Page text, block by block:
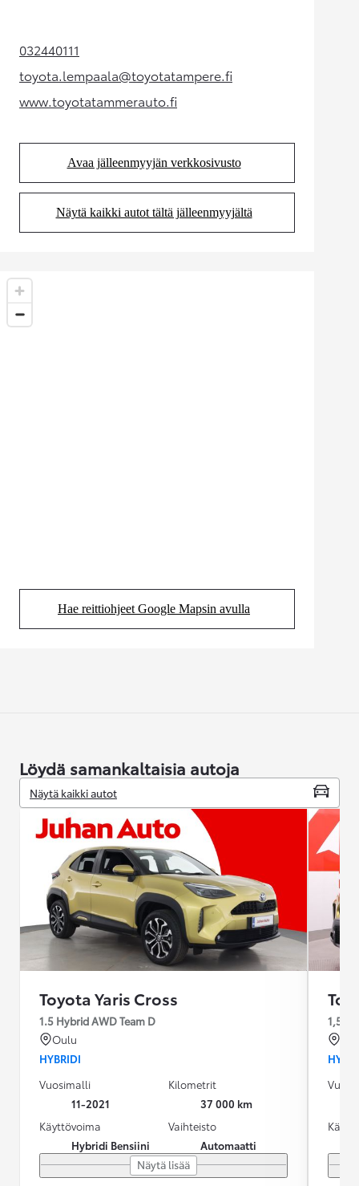
032440111(Aukeaa uudessa välilehdessä)
toyota.lempaala@toyotatampere.fi
(Aukeaa uudessa välilehdessä)
www.toyotatammerauto.fi(Aukeaa uudessa välilehdessä)
Avaa jälleenmyyjän verkkosivusto
(Aukeaa uudessa välilehdessä)
Näytä kaikki autot tältä jälleenmyyjältä
(Aukeaa uudessa välilehdessä)
Hae reittiohjeet Google Mapsin avulla
(Aukeaa uudessa välilehdessä)
Löydä samankaltaisia autoja
Näytä kaikki autot
Toyota Yaris Cross
1.5 Hybrid AWD Team D
Oulu
HYBRIDI
Vuosimalli
11-2021
Kilometrit
37 000 km
Käyttövoima
Hybridi Bensiini
Vaihteisto
Automaatti
Näytä lisää
1,5